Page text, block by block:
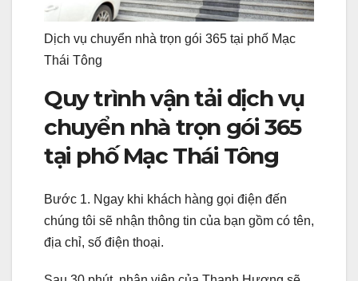
Dịch vụ chuyển nhà trọn gói 365 tại phố Mạc
Thái Tông
Quy trình vận tải dịch vụ
chuyển nhà trọn gói 365
tại phố Mạc Thái Tông
Bước 1. Ngay khi khách hàng gọi điện đến
chúng tôi sẽ nhận thông tin của bạn gồm có tên,
địa chỉ, số điện thoại.